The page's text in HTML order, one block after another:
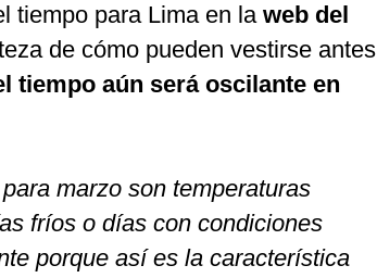
tiempo para Lima en la web del
de cómo pueden vestirse antes
tiempo aún será oscilante en
marzo son temperaturas
fríos o días con condiciones
porque así es la característica